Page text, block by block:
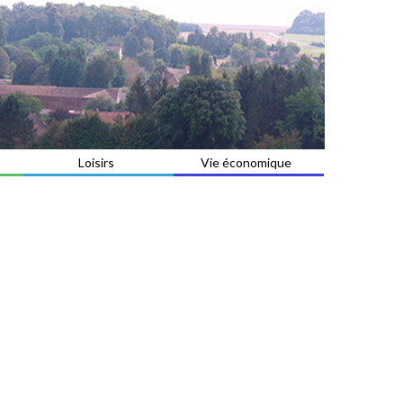
Loisirs Vie économique